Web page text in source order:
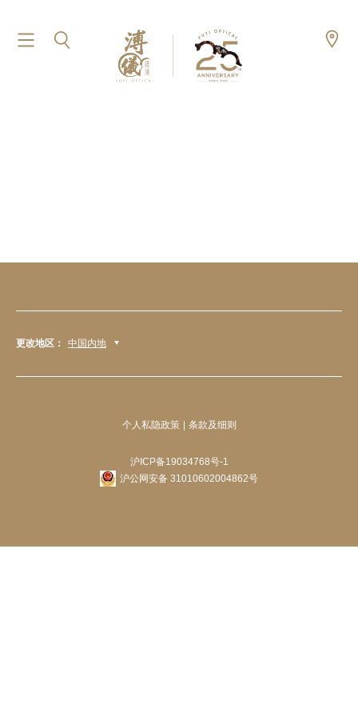
更改地区： 中国内地
个人私隐政策 条款及细则
沪ICP备19034768号-1
沪公网安备 31010602004862号